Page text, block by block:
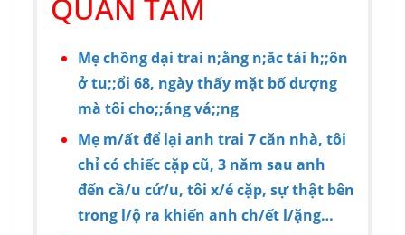
QUAN TÂM
Mẹ chồng dại trai n;ằng n;ăc tái h;;ôn
ở tu;;ổi 68, ngày thấy mặt bố dượng
mà tôi cho;;áng vá;;ng
Mẹ m/ất để lại anh trai 7 căn nhà, tôi
chỉ có chiếc cặp cũ, 3 năm sau anh
đến cầ/u cứ/u, tôi x/é cặp, sự thật bên
trong l/ộ ra khiến anh ch/ết l/ặng…